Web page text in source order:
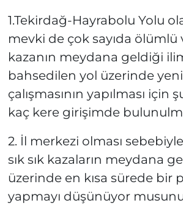
1.Tekirdağ-Hayrabolu Yolu
mevki de çok sayıda ölümlü
kazanın meydana geldiği
bahsedilen yol üzerinde
çalışmasının yapılması için
kaç kere girişimde
2. İl merkezi olması
sık sık kazaların meydana
üzerinde en kısa sürede bir
yapmayı düşünüyor